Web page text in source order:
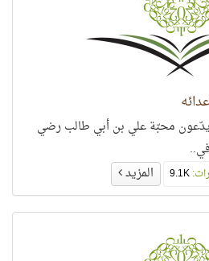
يدّعون محبّة علي بن أبي طالب رضي
المزيد